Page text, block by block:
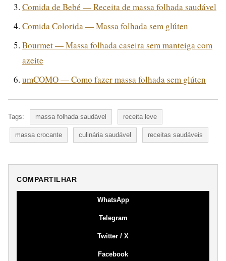
Comida de Bebé — Receita de massa folhada saudável
Comida Colorida — Massa folhada sem glúten
Bourmet — Massa folhada caseira sem manteiga com
azeite
umCOMO — Como fazer massa folhada sem glúten
Tags: massa folhada saudável receita leve
massa crocante culinária saudável receitas saudáveis
COMPARTILHAR
WhatsApp
Telegram
Twitter / X
Facebook